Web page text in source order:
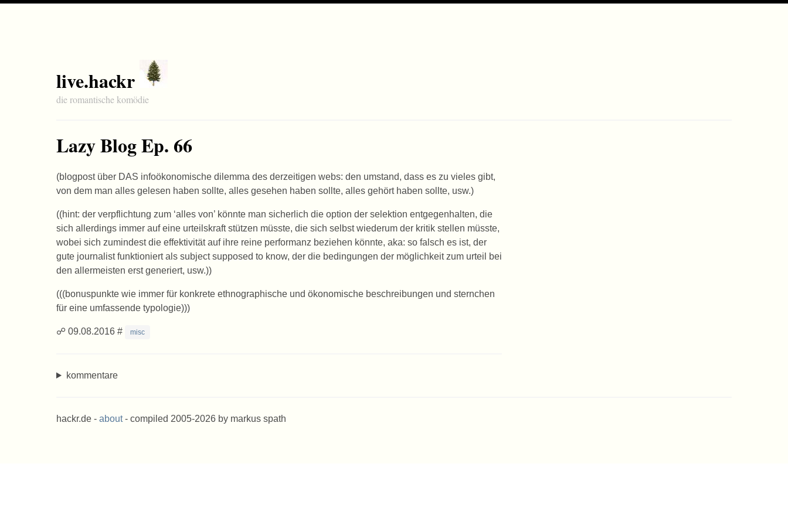
live.hackr
die romantische komödie
Lazy Blog Ep. 66
(blogpost über DAS infoökonomische dilemma des derzeitigen webs: den umstand, dass es zu vieles gibt,
von dem man alles gelesen haben sollte, alles gesehen haben sollte, alles gehört haben sollte, usw.)
((hint: der verpflichtung zum ‘alles von’ könnte man sicherlich die option der selektion entgegenhalten, die
sich allerdings immer auf eine urteilskraft stützen müsste, die sich selbst wiederum der kritik stellen müsste,
wobei sich zumindest die effektivität auf ihre reine performanz beziehen könnte, aka: so falsch es ist, der
gute journalist funktioniert als subject supposed to know, der die bedingungen der möglichkeit zum urteil bei
den allermeisten erst generiert, usw.))
(((bonuspunkte wie immer für konkrete ethnographische und ökonomische beschreibungen und sternchen
für eine umfassende typologie)))
☍ 09.08.2016 # misc
kommentare
hackr.de - about- compiled 2005-2026 by markus spath